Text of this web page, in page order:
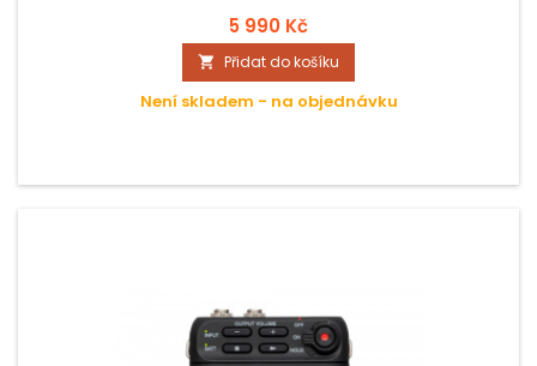
5 990 Kč
 Přidat do košíku
Není skladem - na objednávku